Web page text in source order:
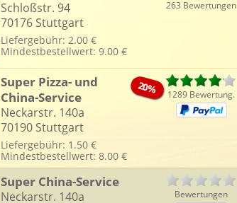
Schloßstr. 94
70176 Stuttgart
Liefergebühr: 2.00 €
Mindestbestellwert: 9.00 €
263 Bewertungen
20%
Super Pizza- und
China-Service
Neckarstr. 140a
70190 Stuttgart
Liefergebühr: 1.50 €
Mindestbestellwert: 8.00 €
1289 Bewertung.
Super China-Service
Neckarstr. 140a
Bewertungen